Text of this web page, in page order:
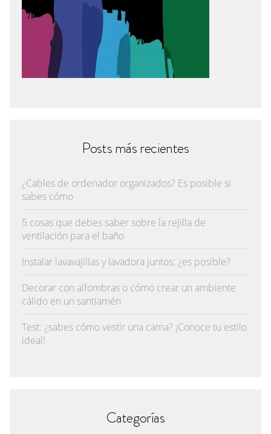
Posts más recientes
¿Cables de ordenador organizados? Es posible si
sabes cómo
5 cosas que debes saber sobre la rejilla de
ventilación para el baño
Instalar lavavajillas y lavadora juntos: ¿es posible?
Decorar con alfombras o cómo crear un ambiente
cálido en un santiamén
Test: ¿sabes cómo vestir una cama? ¡Conoce tu estilo
ideal!
Categorías